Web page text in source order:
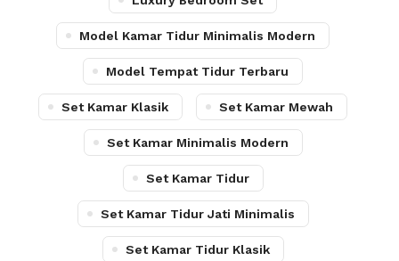
Model Kamar Tidur Minimalis Modern
Model Tempat Tidur Terbaru
Set Kamar Klasik Set Kamar Mewah
Set Kamar Minimalis Modern
Set Kamar Tidur
Set Kamar Tidur Jati Minimalis
Set Kamar Tidur Klasik